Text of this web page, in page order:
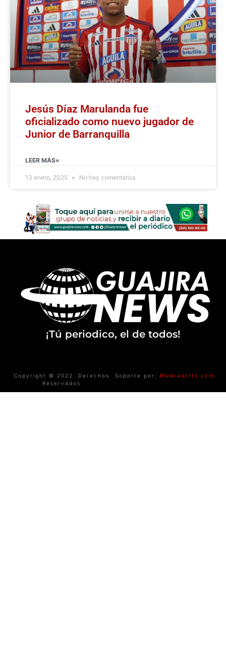
Jesús Díaz Marulanda fue
oficializado como nuevo jugador de
Junior de Barranquilla
LEER MÁS»
13 enero, 2025 No hay comentarios
¡Tú periodico, el de todos!
Copyright © 2022. Derechos
Reservados
Soporte por: Riverasofts.com